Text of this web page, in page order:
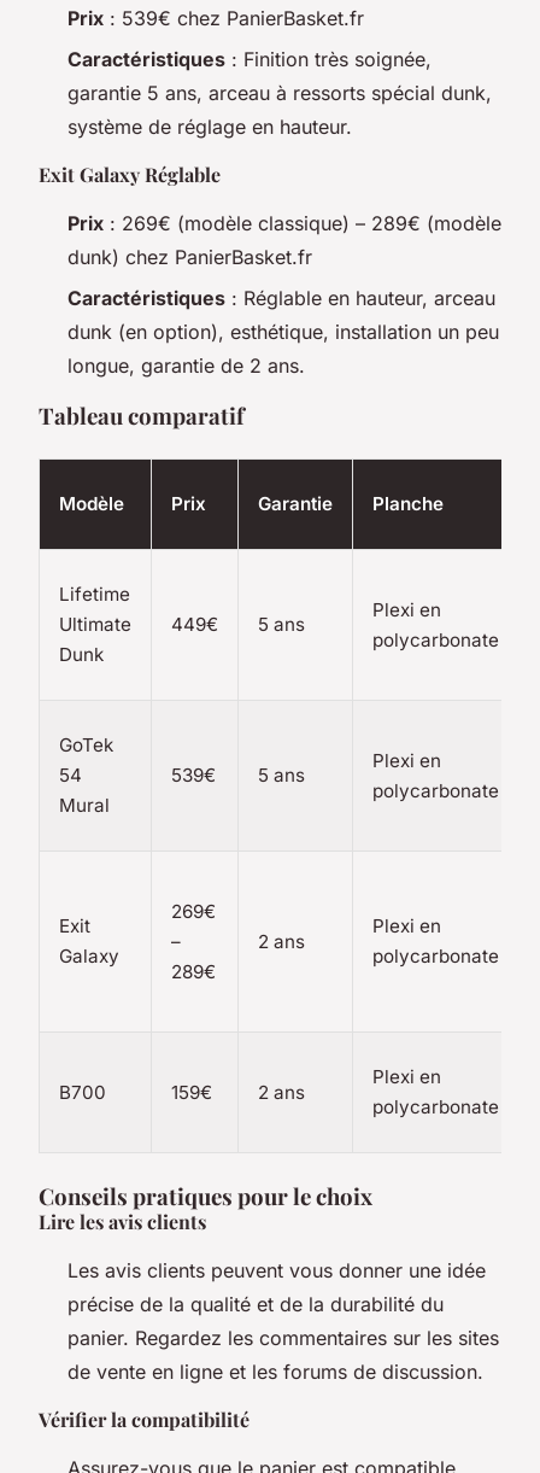
Prix : 539€ chez PanierBasket.fr
Caractéristiques : Finition très soignée,
garantie 5 ans, arceau à ressorts spécial dunk,
système de réglage en hauteur.
Exit Galaxy Réglable
Prix : 269€ (modèle classique) – 289€ (modèle
dunk) chez PanierBasket.fr
Caractéristiques : Réglable en hauteur, arceau
dunk (en option), esthétique, installation un peu
longue, garantie de 2 ans.
Tableau comparatif
Modèle Prix Garantie Planche
Lifetime
Ultimate
Dunk
449€ 5 ans
Plexi en
polycarbonate
GoTek
54
Mural
539€ 5 ans
Plexi en
polycarbonate
Exit
Galaxy
269€
–
289€
2 ans
Plexi en
polycarbonate
B700 159€ 2 ans
Plexi en
polycarbonate
Conseils pratiques pour le choix
Lire les avis clients
Les avis clients peuvent vous donner une idée
précise de la qualité et de la durabilité du
panier. Regardez les commentaires sur les sites
de vente en ligne et les forums de discussion.
Vérifier la compatibilité